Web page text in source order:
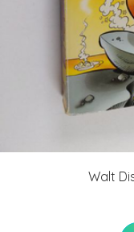
Walt